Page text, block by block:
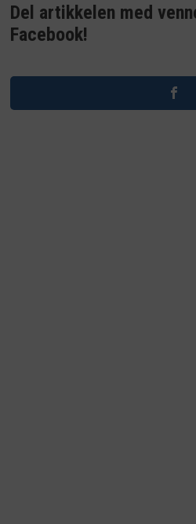
Del artikkelen med
Facebook!